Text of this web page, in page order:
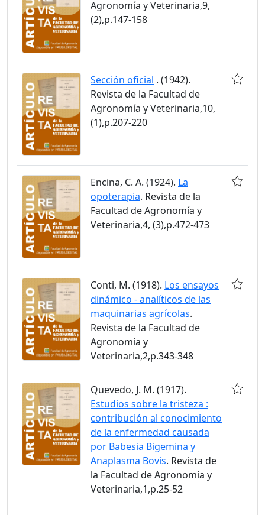
Agronomía y Veterinaria,9,
(2),p.147-158
Sección oficial . (1942).
Revista de la Facultad de
Agronomía y Veterinaria,10,
(1),p.207-220
Encina, C. A. (1924). La
opoterapia. Revista de la
Facultad de Agronomía y
Veterinaria,4, (3),p.472-473
Conti, M. (1918). Los ensayos
dinámico - analíticos de las
maquinarias agrícolas.
Revista de la Facultad de
Agronomía y
Veterinaria,2,p.343-348
Quevedo, J. M. (1917).
Estudios sobre la tristeza :
contribución al conocimiento
de la enfermedad causada
por Babesia Bigemina y
Anaplasma Bovis. Revista de
la Facultad de Agronomía y
Veterinaria,1,p.25-52